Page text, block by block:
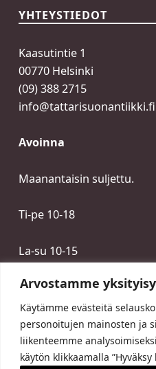
Arvostamme
Käytämme evästeitä
personoitujen mainosten ja
liikenteemme
käytön klikkaamalla ”Hyväksy
YHTEYSTIEDOT
Kaasutintie 1
00770 Helsinki
(09) 388 2715
info@tattarisuonantiikki.fi
Avoinna
Maanantaisin suljettu.
Ti-pe 10-18
La-su 10-15